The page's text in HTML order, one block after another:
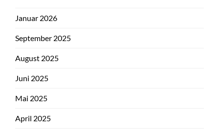
Januar 2026
September 2025
August 2025
Juni 2025
Mai 2025
April 2025